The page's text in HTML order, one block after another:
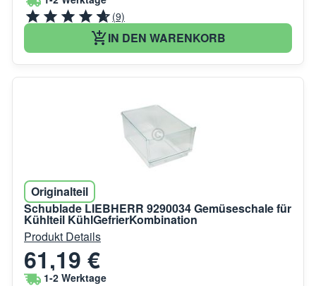
(9)
IN DEN WARENKORB
Originalteil
Schublade LIEBHERR 9290034 Gemüseschale für
Kühlteil KühlGefrierKombination
Produkt Details
61,19 €
1-2 Werktage